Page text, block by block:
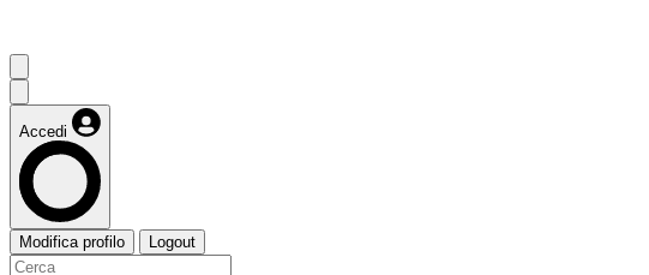
Accedi
Modifica profilo Logout